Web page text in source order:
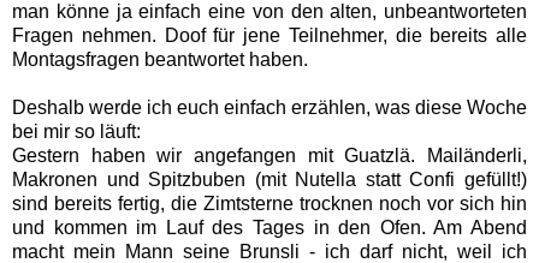
man könne ja einfach eine von den alten, unbeantworteten
Fragen nehmen. Doof für jene Teilnehmer, die bereits alle
Montagsfragen beantwortet haben.
Deshalb werde ich euch einfach erzählen, was diese Woche
bei mir so läuft:
Gestern haben wir angefangen mit Guatzlä. Mailänderli,
Makronen und Spitzbuben (mit Nutella statt Confi gefüllt!)
sind bereits fertig, die Zimtsterne trocknen noch vor sich hin
und kommen im Lauf des Tages in den Ofen. Am Abend
macht mein Mann seine Brunsli - ich darf nicht, weil ich